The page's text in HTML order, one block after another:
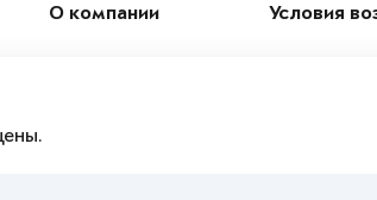
О компании Условия